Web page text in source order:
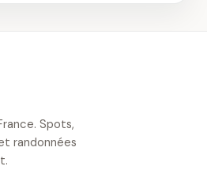
Spots,
randonnées